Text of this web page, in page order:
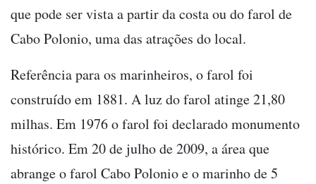
que pode ser vista a partir da costa ou do farol de
Cabo Polonio, uma das atrações do local.
Referência para os marinheiros, o farol foi
construído em 1881. A luz do farol atinge 21,80
milhas. Em 1976 o farol foi declarado monumento
histórico. Em 20 de julho de 2009, a área que
abrange o farol Cabo Polonio e o marinho de 5